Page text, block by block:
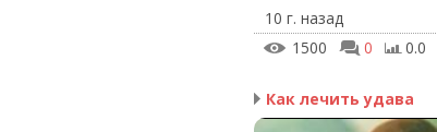
10 г. назад
1500
0 0.0
Как лечить удава